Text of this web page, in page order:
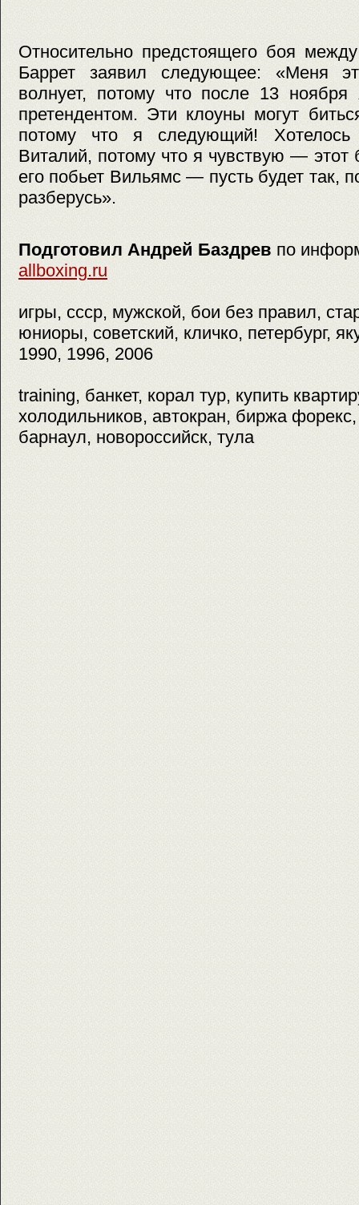
Относительно предстоящего боя
Баррет заявил следующее: «Меня
волнует, потому что после 13
претендентом. Эти клоуны могут
потому что я следующий!
Виталий, потому что я чувствую —
его побьет Вильямс — пусть будет так,
разберусь».
Подготовил Андрей Баздрев по
allboxing.ru
игры, ссср, мужской, бои без правил,
юниоры, советский, кличко, петербург,
1990, 1996, 2006
training, банкет, корал тур, купить
холодильников, автокран, биржа
барнаул, новороссийск, тула